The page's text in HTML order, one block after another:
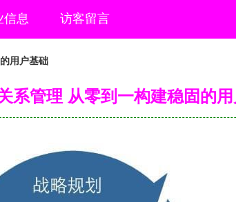
信息 访客留言
用户基础
系管理 从零到一构建稳固的